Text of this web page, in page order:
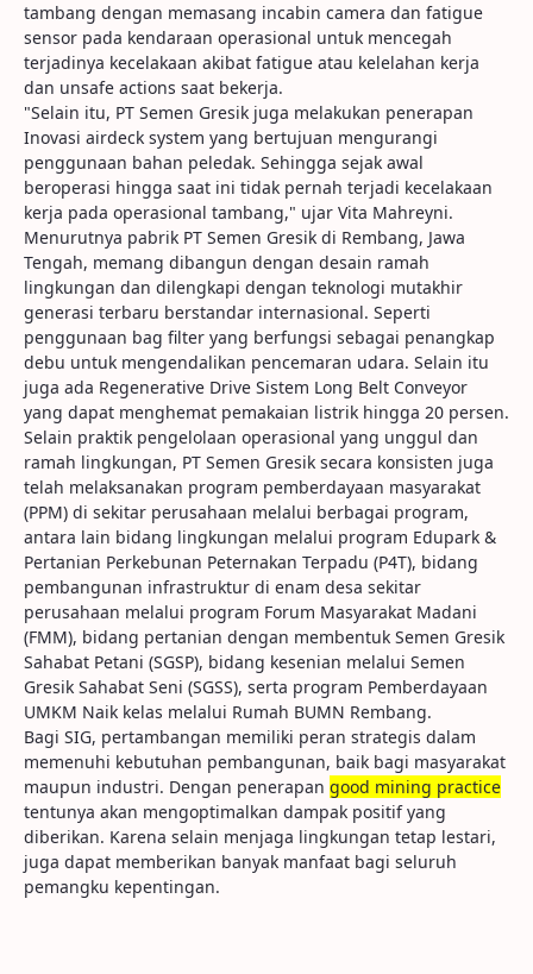
tambang dengan memasang incabin camera dan fatigue
sensor pada kendaraan operasional untuk mencegah
terjadinya kecelakaan akibat fatigue atau kelelahan kerja
dan unsafe actions saat bekerja.
"Selain itu, PT Semen Gresik juga melakukan penerapan
Inovasi airdeck system yang bertujuan mengurangi
penggunaan bahan peledak. Sehingga sejak awal
beroperasi hingga saat ini tidak pernah terjadi kecelakaan
kerja pada operasional tambang," ujar Vita Mahreyni.
Menurutnya pabrik PT Semen Gresik di Rembang, Jawa
Tengah, memang dibangun dengan desain ramah
lingkungan dan dilengkapi dengan teknologi mutakhir
generasi terbaru berstandar internasional. Seperti
penggunaan bag filter yang berfungsi sebagai penangkap
debu untuk mengendalikan pencemaran udara. Selain itu
juga ada Regenerative Drive Sistem Long Belt Conveyor
yang dapat menghemat pemakaian listrik hingga 20 persen.
Selain praktik pengelolaan operasional yang unggul dan
ramah lingkungan, PT Semen Gresik secara konsisten juga
telah melaksanakan program pemberdayaan masyarakat
(PPM) di sekitar perusahaan melalui berbagai program,
antara lain bidang lingkungan melalui program Edupark &
Pertanian Perkebunan Peternakan Terpadu (P4T), bidang
pembangunan infrastruktur di enam desa sekitar
perusahaan melalui program Forum Masyarakat Madani
(FMM), bidang pertanian dengan membentuk Semen Gresik
Sahabat Petani (SGSP), bidang kesenian melalui Semen
Gresik Sahabat Seni (SGSS), serta program Pemberdayaan
UMKM Naik kelas melalui Rumah BUMN Rembang.
Bagi SIG, pertambangan memiliki peran strategis dalam
memenuhi kebutuhan pembangunan, baik bagi masyarakat
maupun industri. Dengan penerapan good mining practice
tentunya akan mengoptimalkan dampak positif yang
diberikan. Karena selain menjaga lingkungan tetap lestari,
juga dapat memberikan banyak manfaat bagi seluruh
pemangku kepentingan.